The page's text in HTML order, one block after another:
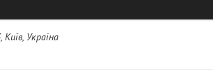
Україна